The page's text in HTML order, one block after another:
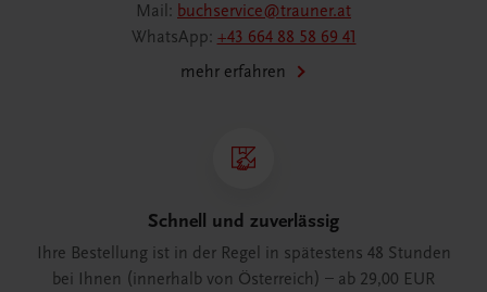
Mail: buchservice@trauner.at
WhatsApp: +43 664 88 58 69 41
mehr erfahren
Schnell und zuverlässig
Ihre Bestellung ist in der Regel in spätestens 48 Stunden
bei Ihnen (innerhalb von Österreich) – ab 29,00 EUR